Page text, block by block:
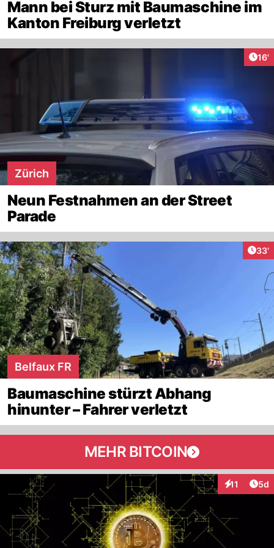
Mann bei Sturz mit Baumaschine im
Kanton Freiburg verletzt
16'
Zürich
Neun Festnahmen an der Street
Parade
33'
Belfaux FR
Baumaschine stürzt Abhang
hinunter – Fahrer verletzt
MEHR BITCOIN
11 5d